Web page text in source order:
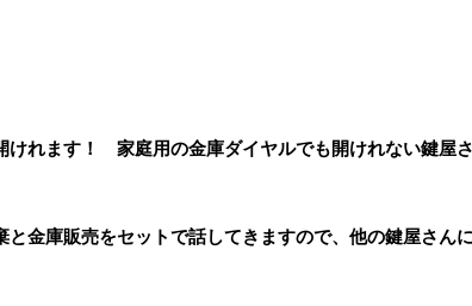
けれます！ 家庭用の金庫ダイヤルでも開けれない鍵屋
金庫販売をセットで話してきますので、他の鍵屋さん